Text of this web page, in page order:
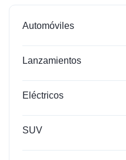
Automóviles
Lanzamientos
Eléctricos
SUV